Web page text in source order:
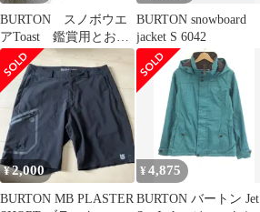
BURTON スノボウエ
アToast 鑑賞用とお考
えください
BURTON snowboard
jacket S 6042
¥2,000
BURTON MB PLASTER
¥4,875
BURTON バートン Jet